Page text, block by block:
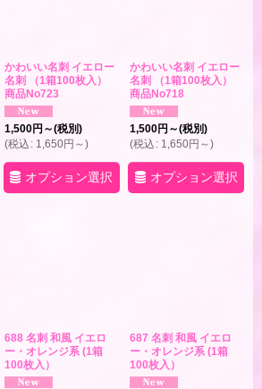
かわいい名刺 イエロー
名刺 （1箱100枚入）
商品No723
1,500円 ～(税別)
(税込 : 1,650円 ～)
オプション選択
かわいい名刺 イエロー
名刺 （1箱100枚入）
商品No718
1,500円 ～(税別)
(税込 : 1,650円 ～)
オプション選択
688 名刺 和風 イエロ
ー・オレンジ系 (1箱
100枚入）
687 名刺 和風 イエロ
ー・オレンジ系 (1箱
100枚入）